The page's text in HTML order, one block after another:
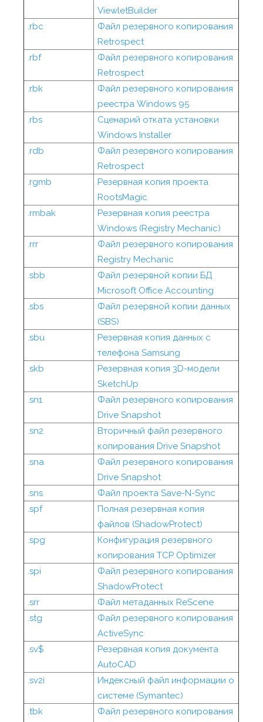
ViewletBuilder
.rbc
Файл резервного копирования
Retrospect
.rbf
Файл резервного копирования
Retrospect
.rbk
Файл резервного копирования
реестра Windows 95
.rbs
Сценарий отката установки
Windows Installer
.rdb
Файл резервного копирования
Retrospect
.rgmb
Резервная копия проекта
RootsMagic
.rmbak
Резервная копия реестра
Windows (Registry Mechanic)
.rrr
Файл резервного копирования
Registry Mechanic
.sbb
Файл резервной копии БД
Microsoft Office Accounting
.sbs
Файл резервной копии данных
(SBS)
.sbu
Резервная копия данных с
телефона Samsung
.skb
Резервная копия 3D-модели
SketchUp
.sn1
Файл резервного копирования
Drive Snapshot
.sn2
Вторичный файл резервного
копирования Drive Snapshot
.sna
Файл резервного копирования
Drive Snapshot
.sns
Файл проекта Save-N-Sync
.spf
Полная резервная копия
файлов (ShadowProtect)
.spg
Конфигурация резервного
копирования TCP Optimizer
.spi
Файл резервного копирования
ShadowProtect
.srr
Файл метаданных ReScene
.stg
Файл резервного копирования
ActiveSync
.sv$
Резервная копия документа
AutoCAD
.sv2i
Индексный файл информации о
системе (Symantec)
.tbk
Файл резервного копирования